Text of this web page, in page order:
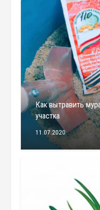
Как вытравить
участка
11.07.2020